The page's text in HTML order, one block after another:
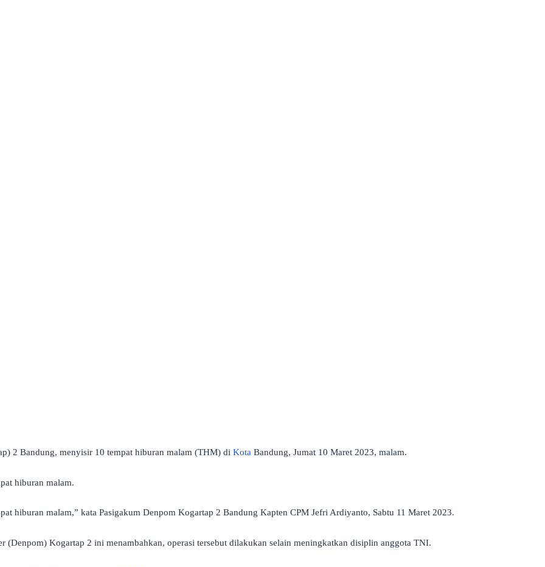
2 Bandung, menyisir 10 tempat hiburan malam (THM) di Kota Bandung, Jumat 10 Maret 2023, malam.
hiburan malam.
hiburan malam,” kata Pasigakum Denpom Kogartap 2 Bandung Kapten CPM Jefri Ardiyanto, Sabtu 11 Maret 2023.
(Denpom) Kogartap 2 ini menambahkan, operasi tersebut dilakukan selain meningkatkan disiplin anggota TNI.